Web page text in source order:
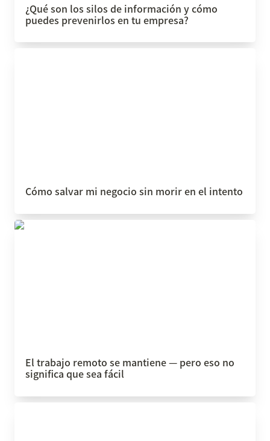
¿Qué son los silos de información y cómo
puedes prevenirlos en tu empresa?
Cómo salvar mi negocio sin morir en el intento
El trabajo remoto se mantiene — pero eso no
El trabajo remoto se mantiene — pero eso no
significa que sea fácil